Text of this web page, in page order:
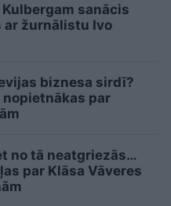
Kulbergam sanācis
ar žurnālistu Ivo
biznesa sirdī?
nopietnākas par
no tā neatgriezās…
par Klāsa Vāveres